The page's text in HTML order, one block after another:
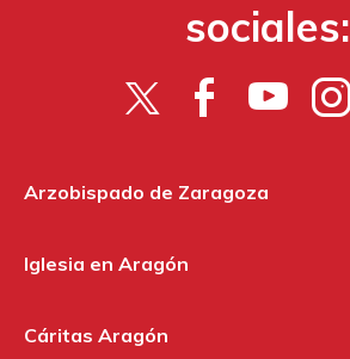
sociales:
Arzobispado de Zaragoza
Iglesia en Aragón
Cáritas Aragón